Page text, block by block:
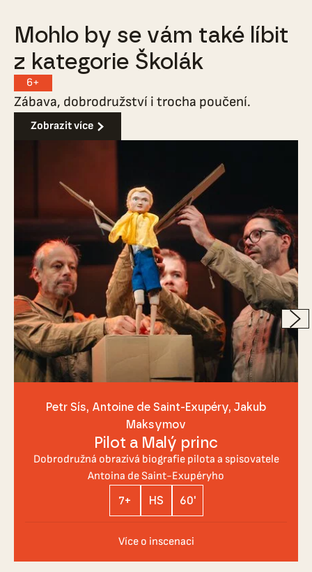
Mohlo by se vám také líbit
z kategorie Školák
6+
Zábava, dobrodružství i trocha poučení.
Zobrazit více
Petr Sís, Antoine de Saint-Exupéry, Jakub
Maksymov
Pilot a Malý princ
Dobrodružná obrazivá biografie pilota a spisovatele
Antoina de Saint-Exupéryho
7+
HS 60'
Více o inscenaci